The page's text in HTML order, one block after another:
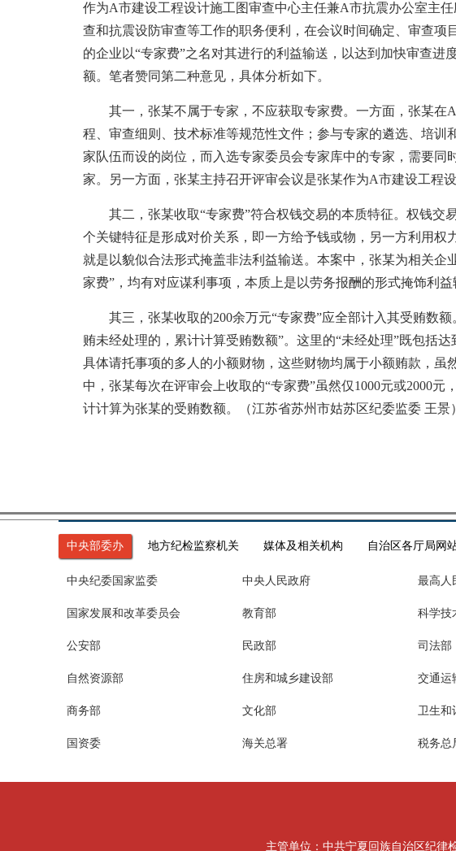
作为A市建设工程设计施工图审查中心主任兼A市抗震办公室主
查和抗震设防审查等工作的职务便利，在会议时间确定、审查
的企业以“专家费”之名对其进行的利益输送，以达到加快审查
额。笔者赞同第二种意见，具体分析如下。
其一，张某不属于专家，不应获取专家费。一方面，张某在A
程、审查细则、技术标准等规范性文件；参与专家的遴选、培
家队伍而设的岗位，而入选专家委员会专家库中的专家，需要
家。另一方面，张某主持召开评审会议是张某作为A市建设工程
其二，张某收取“专家费”符合权钱交易的本质特征。权钱交
个关键特征是形成对价关系，即一方给予钱或物，另一方利用
就是以貌似合法形式掩盖非法利益输送。本案中，张某为相关
家费”，均有对应谋利事项，本质上是以劳务报酬的形式掩饰利益
其三，张某收取的200余万元“专家费”应全部计入其受贿数额
贿未经处理的，累计计算受贿数额”。这里的“未经处理”既包括
具体请托事项的多人的小额财物，这些财物均属于小额贿款，
中，张某每次在评审会上收取的“专家费”虽然仅1000元或2000
计计算为张某的受贿数额。（江苏省苏州市姑苏区纪委监委 王景）
中央部委办 地方纪检监察机关 媒体及相关机构 自治区各厅局网
中央纪委国家监委 中央人民政府 最高人
国家发展和改革委员会 教育部 科学技
公安部 民政部 司法部
自然资源部 住房和城乡建设部 交通运
商务部 文化部 卫生和
国资委 海关总署 税务总
主管单位：中共宁夏回族自治区纪律